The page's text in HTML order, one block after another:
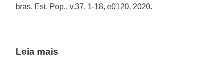
bras. Est. Pop., v.37, 1-18, e0120, 2020.
Leia mais